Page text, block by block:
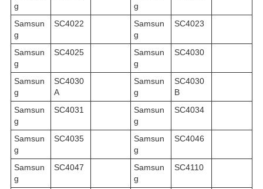
g
g
Samsun
g
SC4022
Samsun
g
SC4023
Samsun
g
SC4025
Samsun
g
SC4030
Samsun
g
SC4030
A
Samsun
g
SC4030
B
Samsun
g
SC4031
Samsun
g
SC4034
Samsun
g
SC4035
Samsun
g
SC4046
Samsun
g
SC4047
Samsun
g
SC4110